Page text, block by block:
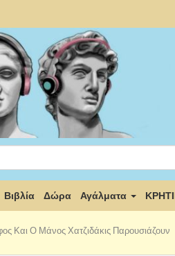
Βιβλία Δώρα Αγάλματα
Και Ο Μάνος Χατζιδάκις Παρουσιάζουν